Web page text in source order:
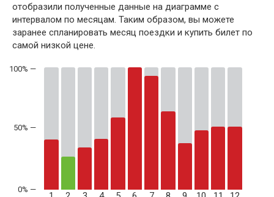
отобразили полученные данные на диаграмме с
интервалом по месяцам. Таким образом, вы можете
заранее спланировать месяц поездки и купить билет по
самой низкой цене.
50% —